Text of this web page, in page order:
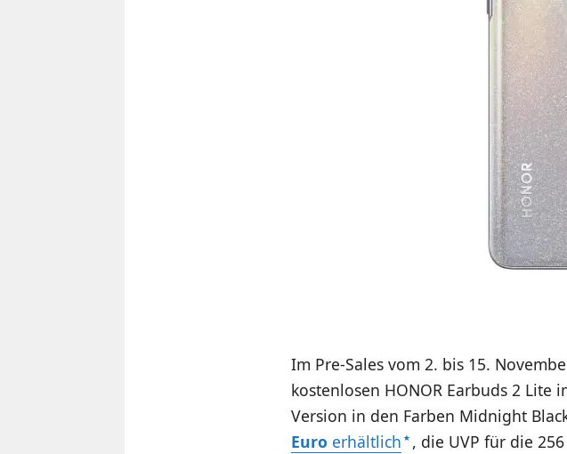
Im Pre-Sales vom 2. bis 15.
kostenlosen HONOR Earbuds 2 Lite
Version in den Farben Midnight
Euro erhältlich , die UVP für die